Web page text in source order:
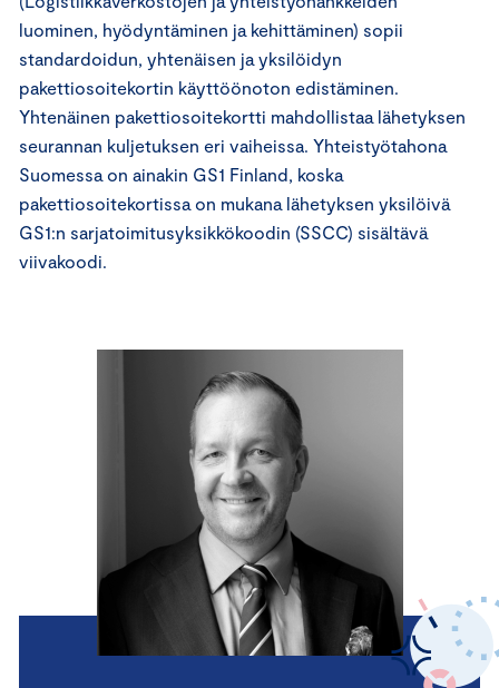
luominen, hyödyntäminen ja kehittäminen) sopii
standardoidun, yhtenäisen ja yksilöidyn
pakettiosoitekortin käyttöönoton edistäminen.
Yhtenäinen pakettiosoitekortti mahdollistaa lähetyksen
seurannan kuljetuksen eri vaiheissa. Yhteistyötahona
Suomessa on ainakin GS1 Finland, koska
pakettiosoitekortissa on mukana lähetyksen yksilöivä
GS1:n sarjatoimitusyksikkökoodin (SSCC) sisältävä
viivakoodi.